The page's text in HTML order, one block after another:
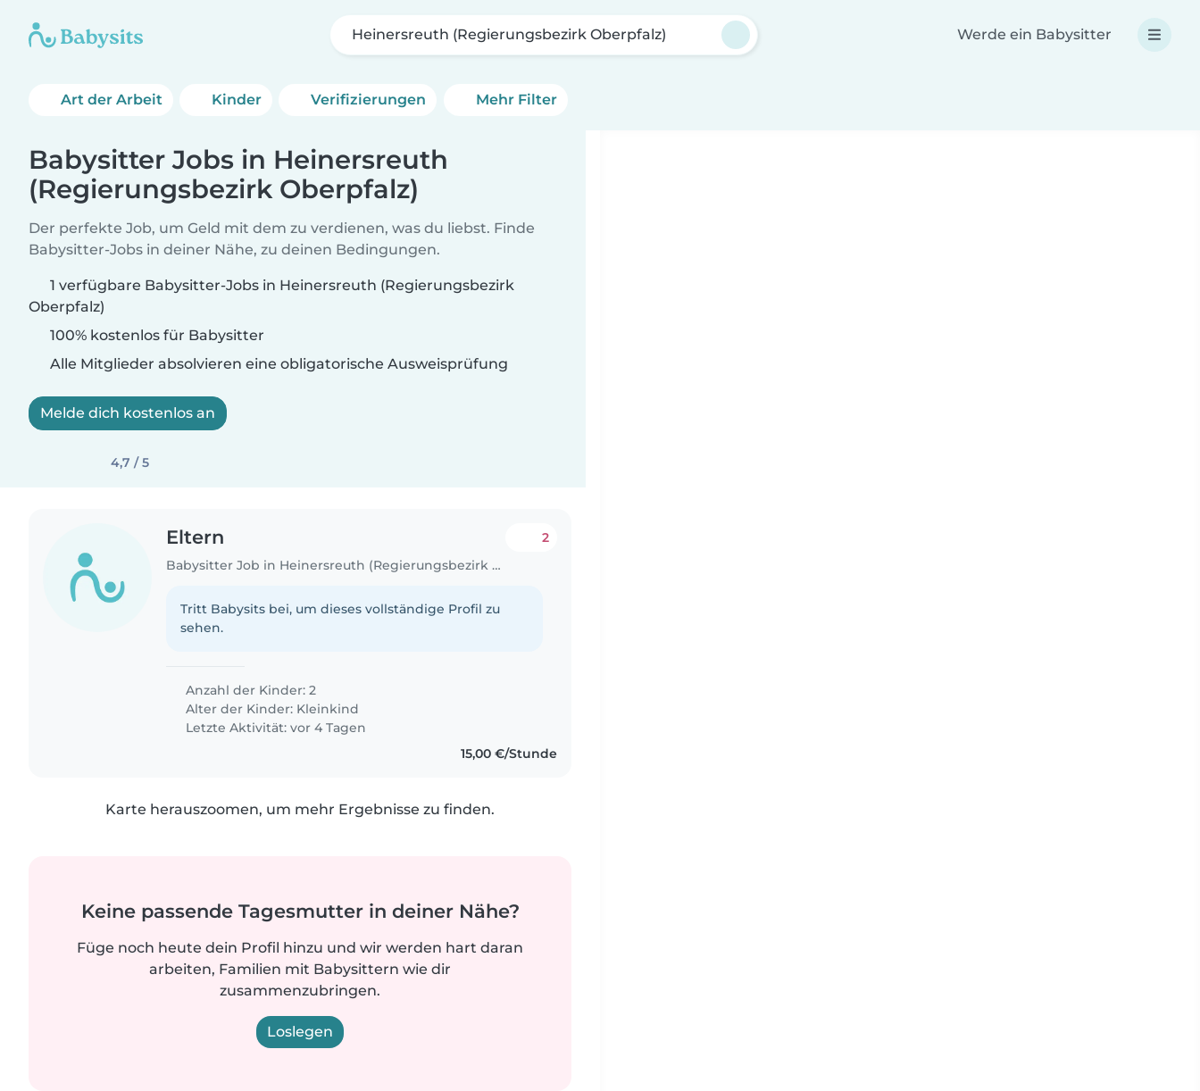
Heinersreuth (Regierungsbezirk Oberpfalz) Werde ein Babysitter
Art der Arbeit Kinder Verifizierungen Mehr Filter
Babysitter Jobs in Heinersreuth
(Regierungsbezirk Oberpfalz)
Der perfekte Job, um Geld mit dem zu verdienen, was du liebst. Finde
Babysitter-Jobs in deiner Nähe, zu deinen Bedingungen.
1 verfügbare Babysitter-Jobs in Heinersreuth (Regierungsbezirk
Oberpfalz)
100% kostenlos für Babysitter
Alle Mitglieder absolvieren eine obligatorische Ausweisprüfung
Melde dich kostenlos an
4,7 / 5
Eltern
Babysitter Job in Heinersreuth (Regierungsbezirk Oberpfalz)
2
Tritt Babysits bei, um dieses vollständige Profil zu
sehen.
Anzahl der Kinder: 2
Alter der Kinder: Kleinkind
Letzte Aktivität: vor 4 Tagen
15,00 €/Stunde
Karte herauszoomen, um mehr Ergebnisse zu finden.
Keine passende Tagesmutter in deiner Nähe?
Füge noch heute dein Profil hinzu und wir werden hart daran
arbeiten, Familien mit Babysittern wie dir
zusammenzubringen.
Loslegen